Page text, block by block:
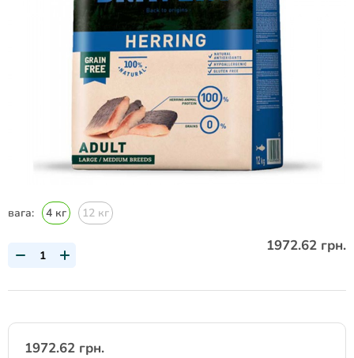
вага: 4 кг 12 кг
1972.62 грн.
1972.62 грн.